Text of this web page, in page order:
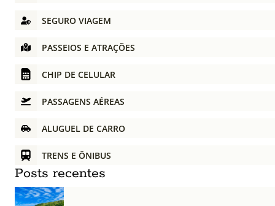
SEGURO VIAGEM
PASSEIOS E ATRAÇÕES
CHIP DE CELULAR
PASSAGENS AÉREAS
ALUGUEL DE CARRO
TRENS E ÔNIBUS
Posts recentes